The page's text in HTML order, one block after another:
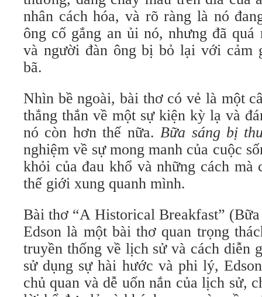
nhân cách hóa, và rõ ràng là nó
ông cố gắng an ủi nó, nhưng đã quá
và người đàn ông bị bỏ lại với cảm
bã.
Nhìn bề ngoài, bài thơ có vẻ là một
thẳng thắn về một sự kiện kỳ ​​lạ và
nó còn hơn thế nữa.Bữa sáng bị
nghiệm về sự mong manh của cuộc
khỏi của đau khổ và những cách mà
thế giới xung quanh mình.
Bài thơ “A Historical Breakfast”
Edson là một bài thơ quan trọng
truyền thống về lịch sử và cách diễn
sử dụng sự hài hước và phi lý,
chủ quan và dễ uốn nắn của lịch sử,